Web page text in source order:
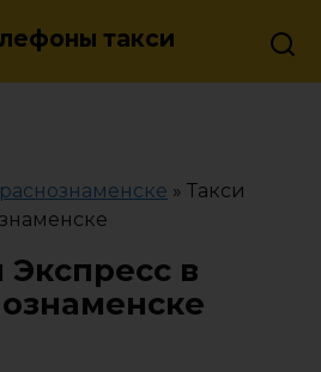
такси
» Такси
Экспресс в